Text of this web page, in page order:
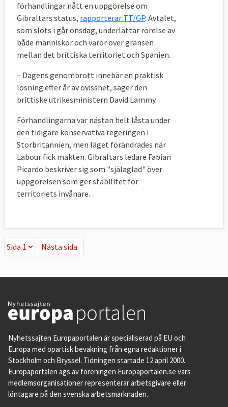
Nödlösningen träder i kraft första januari
2021 om EU och Storbritannien inte innan
första juli 2020 har enats om det framtida
samarbetet. Ingendera part önskar dock att
Om nödlösningen väl börjar gälla och endera
part sedermera anser att den bör avvecklas
godkännande. Detta har skapat ilska bland
vissa brexitörer oroas för att Storbritannien
på så sätt låses in i en tullunion med EU för
en lång tid framöver.
11. Vad händer med internationella avtal
som EU slutit för Storbritannien?
Som EU-medlem ingår Storbritannien i en
rad internationella avtal, bland annat
fram ny avtal eller ersätta EU:s avtal när
perioden är över. De kan skrivas under när
12. Vad händer med existerande varor i
EU och Storbritannien?
De får vara kvar, med vissa undantag.
förhandlingar nått en uppgörelse om
Gibraltars status, rapporterar TT/GP. Avtalet,
som slöts i går onsdag, underlättar rörelse av
både människor och varor över gränsen
mellan det brittiska territoriet och Spanien.
– Dagens genombrott innebär en praktisk
lösning efter år av ovisshet, säger den
brittiske utrikesministern David Lammy.
Förhandlingarna var nästan helt låsta under
den tidigare konservativa regeringen i
Storbritannien, men läget förändrades när
Labour fick makten. Gibraltars ledare Fabian
Picardo beskriver sig som "själaglad" över
uppgörelsen som ger stabilitet för
territoriets invånare.
Nästa sida
Nästa sida
Nyhetssajten Europaportalen är specialiserad på EU och
Europa med opartisk bevakning från egna redaktioner i
Stockholm och Bryssel. Tidningen startade 12 april 2000.
Europaportalen ägs av föreningen Europaportalen.se vars
medlemsorganisationer representerar arbetsgivare eller
löntagare på den svenska arbetsmarknaden.